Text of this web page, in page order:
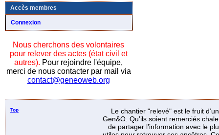
Accès membres
Connexion
Nous cherchons des volontaires
pour relever des actes (état civil et
autres). Pour rejoindre l'équipe,
merci de nous contacter par mail via
contact@geneoweb.org
Top
Le chantier "relevé" est le fruit
Gen&O. Qu’ils soient remerciés
de partager l’information avec le